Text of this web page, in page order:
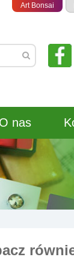
Art Bonsai
O nas